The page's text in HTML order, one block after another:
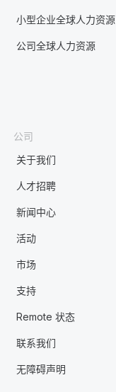
小型企业全球人力资源
公司全球人力资源
公司
关于我们
人才招聘
新闻中心
活动
市场
支持
Remote 状态
联系我们
无障碍声明